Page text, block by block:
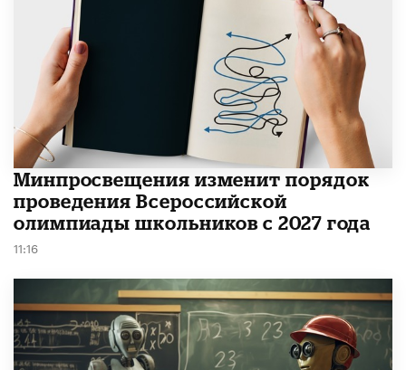
Минпросвещения изменит порядок
проведения Всероссийской
олимпиады школьников с 2027 года
11:16